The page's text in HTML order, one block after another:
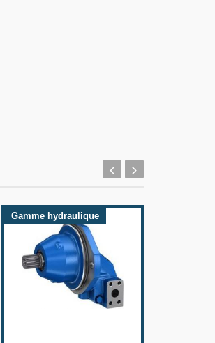
Gamme hydraulique